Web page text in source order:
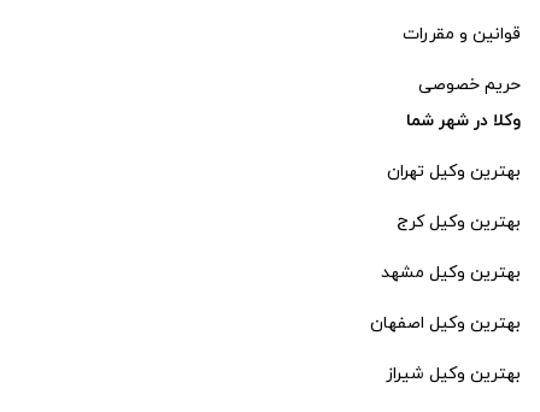
قوانین و مقررات
حریم خصوصی
وکلا در شهر شما
بهترین وکیل تهران
بهترین وکیل کرج
بهترین وکیل مشهد
بهترین وکیل اصفهان
بهترین وکیل شیراز